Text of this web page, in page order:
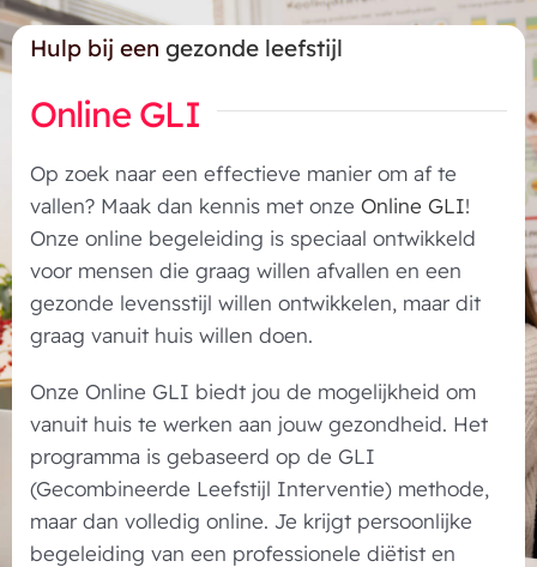
Hulp bij een gezonde leefstijl
Online GLI
Op zoek naar een effectieve manier om af te
vallen? Maak dan kennis met onze Online GLI!
Onze online begeleiding is speciaal ontwikkeld
voor mensen die graag willen afvallen en een
gezonde levensstijl willen ontwikkelen, maar dit
graag vanuit huis willen doen.
Onze Online GLI biedt jou de mogelijkheid om
vanuit huis te werken aan jouw gezondheid. Het
programma is gebaseerd op de GLI
(Gecombineerde Leefstijl Interventie) methode,
maar dan volledig online. Je krijgt persoonlijke
begeleiding van een professionele diëtist en